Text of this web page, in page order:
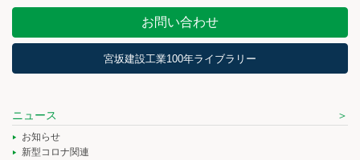
お問い合わせ
宮坂建設工業100年ライブラリー
ニュース
お知らせ
新型コロナ関連